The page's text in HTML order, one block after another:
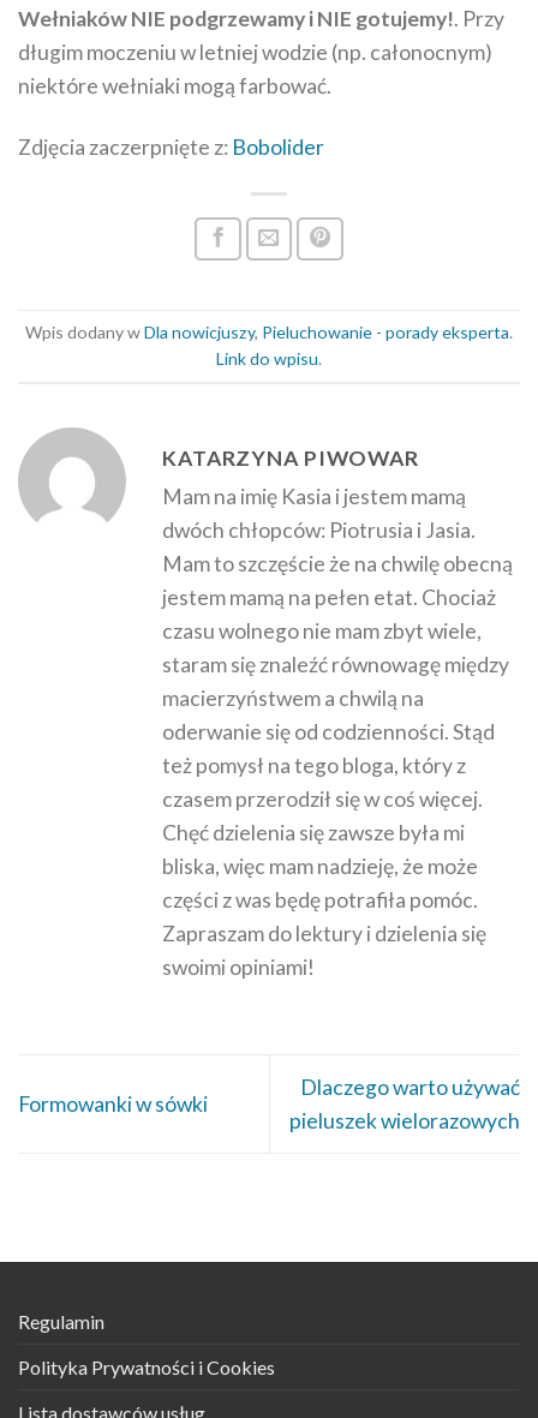
Wełniaków NIE podgrzewamy i NIE gotujemy!. Przy
długim moczeniu w letniej wodzie (np. całonocnym)
niektóre wełniaki mogą farbować.
Zdjęcia zaczerpnięte z: Bobolider
Wpis dodany wDla nowicjuszy, Pieluchowanie - porady eksperta.
Link do wpisu.
KATARZYNA PIWOWAR
Mam na imię Kasia i jestem mamą
dwóch chłopców: Piotrusia i Jasia.
Mam to szczęście że na chwilę obecną
jestem mamą na pełen etat. Chociaż
czasu wolnego nie mam zbyt wiele,
staram się znaleźć równowagę między
macierzyństwem a chwilą na
oderwanie się od codzienności. Stąd
też pomysł na tego bloga, który z
czasem przerodził się w coś więcej.
Chęć dzielenia się zawsze była mi
bliska, więc mam nadzieję, że może
części z was będę potrafiła pomóc.
Zapraszam do lektury i dzielenia się
swoimi opiniami!
Formowanki w sówki
Dlaczego warto używać
pieluszek wielorazowych
Regulamin
Polityka Prywatności i Cookies
Lista dostawców usług